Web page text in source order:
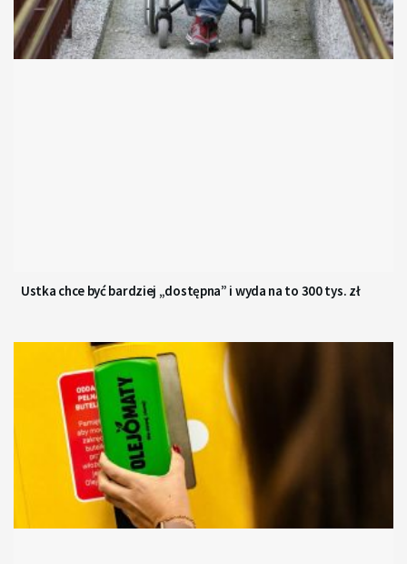
Ustka chce być bardziej „dostępna” i wyda na to 300 tys. zł